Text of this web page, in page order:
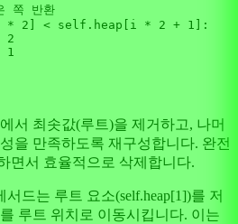
쪽 반환
* 2 ] < self .heap[i * 2 + 1
]:
2
1
서 최솟값(루트)을 제거하고, 나머
을 만족하도록 재구성합니다. 완전
면서 효율적으로 삭제합니다.
서드는 루트 요소(self.heap[1])를 저
루트 위치로 이동시킵니다. 이는